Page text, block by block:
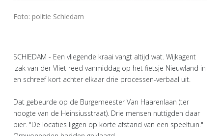
Foto: politie Schiedam
SCHIEDAM - Een vliegende kraai vangt altijd wat. Wijkagent
Izak van der Vliet reed vanmiddag op het fietsje Nieuwland in
en schreef kort achter elkaar drie processen-verbaal uit.
Dat gebeurde op de Burgemeester Van Haarenlaan (ter
hoogte van de Heinsiusstraat). Drie mensen nuttigden daar
bier. "De locaties liggen op korte afstand van een speeltuin."